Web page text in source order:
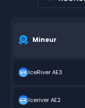
Mineur
IceRiver AE3
Iceriver AE2